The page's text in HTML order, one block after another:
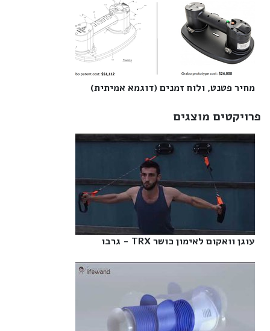
מחיר פטנט, ולוח זמנים (דוגמא אמיתית)‎
פרויקטים מוצגים
עוגן וואקום לאימון כושר TRX - גרבו‎